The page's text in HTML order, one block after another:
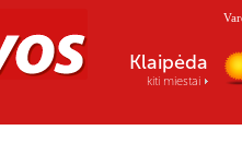
Nida
kiti miestai